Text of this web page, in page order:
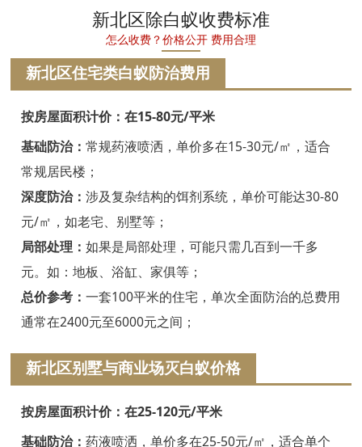
嘉兴白蚁防治
平湖白蚁防治
海宁白蚁防治
嘉善白蚁防治
海盐白蚁防治
湖州白蚁防治
长兴白蚁防治
安吉白蚁防治
新北区除白蚁收费标准
怎么收费？价格公开 费用合理
新北区住宅类白蚁防治费用
按房屋面积计价：在15-80元/平米
基础防治： 常规药液喷洒，单价多在15-30元/㎡，适合
常规居民楼；
深度防治： 涉及复杂结构的饵剂系统，单价可能达30-80
元/㎡，如老宅、别墅等；
局部处理： 如果是局部处理，可能只需几百到一千多
元。如：地板、浴缸、家俱等；
总价参考： 一套100平米的住宅，单次全面防治的总费用
通常在2400元至6000元之间；
新北区别墅与商业场灭白蚁价格
按房屋面积计价：在25-120元/平米
基础防治： 药液喷洒，单价多在25-50元/㎡，适合单个